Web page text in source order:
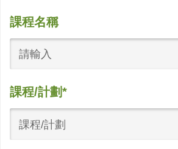
課程名稱
課程/計劃*
課程/計劃